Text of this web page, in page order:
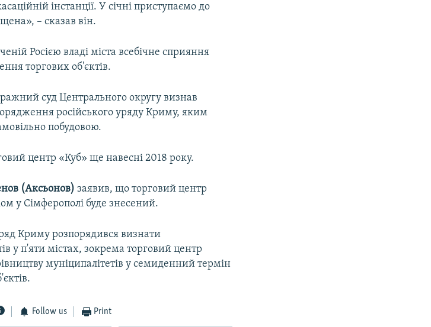
інстанції. У січні приступаємо до
– сказав він.
Росією владі міста всебічне сприяння
торгових об'єктів.
суд Центрального округу визнав
російського уряду Криму, яким
побудовою.
центр «Куб» ще навесні 2018 року.
(Аксьонов)заявив, що торговий центр
у Сімферополі буде знесений.
Криму розпорядився визнати
у п'яти містах, зокрема торговий центр
муніципалітетів у семиденний термін
Follow us Print